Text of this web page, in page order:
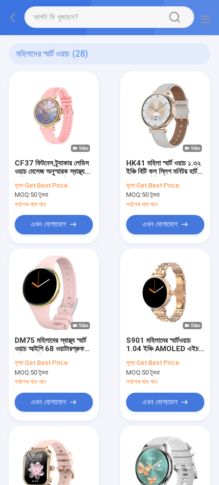
মহিলাদের স্মার্ট ওয়াচ (28)
CF37 ফিটনেস ট্র্যাকার লেডিস
ওয়াচ মেসেজ অনুস্মারক স্বাস্থ্য
মূল্য:Get Best Price
MOQ:50 টুকরা
সর্বশেষ দাম পান
এখন যোগাযোগ
HK41 মহিলা স্মার্ট ওয়াচ ১.৩২
ইঞ্চি বিটি কল স্লিপ মনিটর হার্ট
মূল্য:Get Best Price
MOQ:50 টুকরা
সর্বশেষ দাম পান
এখন যোগাযোগ
DM75 মহিলাদের স্বাস্থ্য স্মার্ট
ওয়াচ আইপি 68 ওয়াটারপ্রুফ
স্ক্রিন
মূল্য:Get Best Price
MOQ:50 টুকরা
সর্বশেষ দাম পান
এখন যোগাযোগ
S901 মহিলাদের স্মার্টওয়াচ
1.04 ইঞ্চি AMOLED এইচডি
স্মার্টওয়াচ লেডিস
মূল্য:Get Best Price
MOQ:50 টুকরা
সর্বশেষ দাম পান
এখন যোগাযোগ